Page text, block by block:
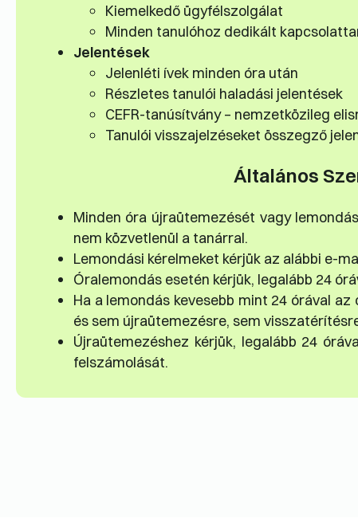
Kiemelkedő ügyfélszolgálat
Minden tanulóhoz dedikált
Jelentések
Jelenléti ívek minden óra után
Részletes tanulói haladási jelentések
CEFR-tanúsítvány – nemzetközileg
Tanulói visszajelzéseket összegző
Általános
Minden óra újraütemezését vagy
nem közvetlenül a tanárral.
Lemondási kérelmeket kérjük az alábbi e-
Órale­mondás esetén kérjük, legalább 24
Ha a lemondás kevesebb mint 24 órával
és sem újraütemezésre, sem
Újraütemezéshez kérjük, legalább 24
felszámolását.